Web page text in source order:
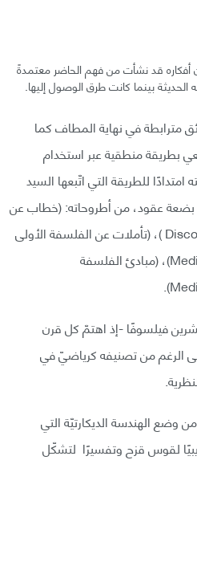
أفكاره قد نشأت من فهم الحاضر معتمدةً
بينما كانت طرق الوصول إليها.
مترابطة في نهاية المطاف كما
بطريقة منطقية عبر استخدام
للطريقة التي اتّبعها السيد
بضعة عقود، من أطروحاته: (خطاب عن
الطريقة Discourse on the Method )، (تأملات عن الفلسفة الأولى
Meditations on First Philosophy)، (مبادئ الفلسفة
فيلسوفًا -إذ اهتمّ كل قرن
الرغم من تصنيفه كرياضيّ في
وضع الهندسة الديكارتيّة التي
لقوس قزح وتفسيرًا لتشكّل